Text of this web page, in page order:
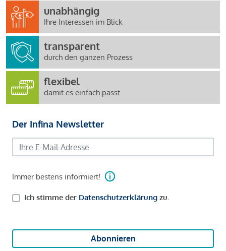
unabhängig
Ihre Interessen im Blick
transparent
durch den ganzen Prozess
flexibel
damit es einfach passt
Der Infina Newsletter
Immer bestens informiert!
Ich stimme der Datenschutzerklärung zu.
Abonnieren